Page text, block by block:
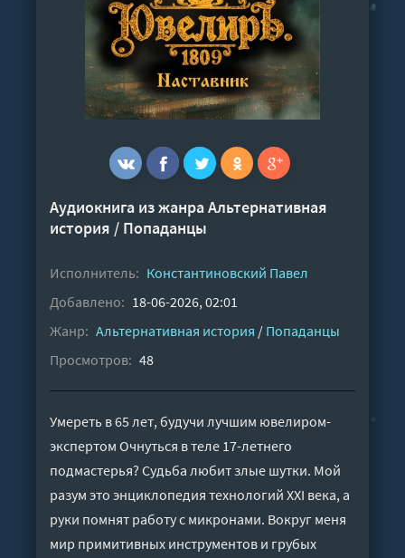
Аудиокнига из жанраАльтернативная
история / Попаданцы
Исполнитель: Константиновский Павел
Добавлено: 18-06-2026, 02:01
Жанр: Альтернативная история / Попаданцы
Просмотров: 48
Умереть в 65 лет, будучи лучшим ювелиром-
экспертом Очнуться в теле 17-летнего
подмастерья? Судьба любит злые шутки. Мой
разум это энциклопедия технологий XXI века, а
руки помнят работу с микронами. Вокруг меня
мир примитивных инструментов и грубых